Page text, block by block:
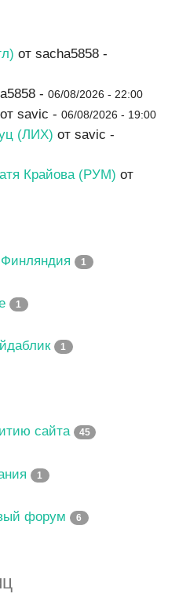
от sacha5858 -
- 06/08/2026 - 22:00
от savic - 06/08/2026 - 19:00
(ЛИХ) от savic -
Крайова (РУМ) от
1
1
1
сайта 45
1
форум 6